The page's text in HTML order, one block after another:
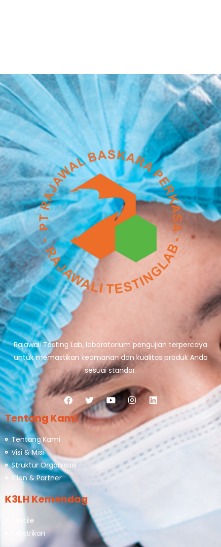
Rajawali Testing Lab, laboratorium pengujian terpercaya
untuk memastikan keamanan dan kualitas produk Anda
sesuai standar.
Tentang Kami
Tentang Kami
Visi & Misi
Struktur Organisasi
Klien & Partner
K3LH Kemendag
Textile
Kelistrikan